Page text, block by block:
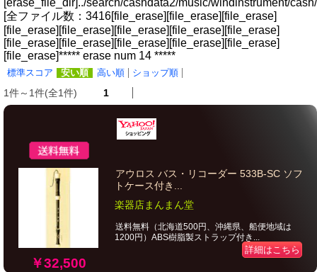
[erase_file_dir]../search/cashdata2/music/windinstrument/cash/
[全ファイル数：3416[file_erase][file_erase][file_erase]
[file_erase][file_erase][file_erase][file_erase][file_erase]
[file_erase][file_erase][file_erase][file_erase][file_erase]
[file_erase]***** erase num 14 *****
標準スコア 安い順 高い順 ショップ順
1件～1件(全1件) 1
￥32,500
アウロス バス・リコーダー 533B-SC ソフ
トケース付き...
楽器店まんまん堂
送料無料（北海道500円、沖縄県、船便地域は
1200円）ABS樹脂製ストラップ付き...
詳細はこちら